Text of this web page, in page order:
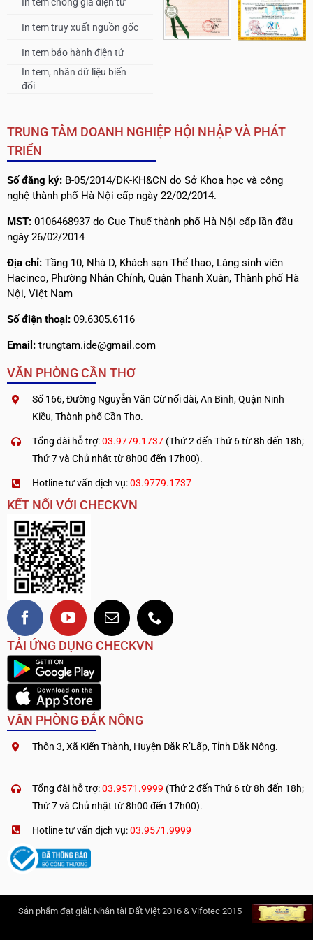
In tem truy xuất nguồn gốc
In tem bảo hành điện tử
In tem, nhãn dữ liệu biến
đổi
TRUNG TÂM DOANH NGHIỆP HỘI NHẬP VÀ PHÁT
TRIỂN
Số đăng ký: B-05/2014/ĐK-KH&CN do Sở Khoa học và công
nghệ thành phố Hà Nội cấp ngày 22/02/2014.
MST: 0106468937 do Cục Thuế thành phố Hà Nội cấp lần đầu
ngày 26/02/2014
Địa chỉ: Tầng 10, Nhà D, Khách sạn Thể thao, Làng sinh viên
Hacinco, Phường Nhân Chính, Quận Thanh Xuân, Thành phố Hà
Nội, Việt Nam
Số điện thoại: 09.6305.6116
Email: trungtam.ide@gmail.com
VĂN PHÒNG CẦN THƠ
Số 166, Đường Nguyễn Văn Cừ nối dài, An Bình, Quận Ninh
Kiều, Thành phố Cần Thơ.
Tổng đài hỗ trợ:03.9779.1737 (Thứ 2 đến Thứ 6 từ 8h đến 18h;
Thứ 7 và Chủ nhật từ 8h00 đến 17h00).
Hotline tư vấn dịch vụ:03.9779.1737
KẾT NỐI VỚI CHECKVN
TẢI ỨNG DỤNG CHECKVN
VĂN PHÒNG ĐẮK NÔNG
Thôn 3, Xã Kiến Thành, Huyện Đắk R’Lấp, Tỉnh Đắk Nông.
Tổng đài hỗ trợ:03.9571.9999 (Thứ 2 đến Thứ 6 từ 8h đến 18h;
Thứ 7 và Chủ nhật từ 8h00 đến 17h00).
Hotline tư vấn dịch vụ:03.9571.9999
Sản phẩm đạt giải: Nhân tài Đất Việt 2016 & Vifotec 2015